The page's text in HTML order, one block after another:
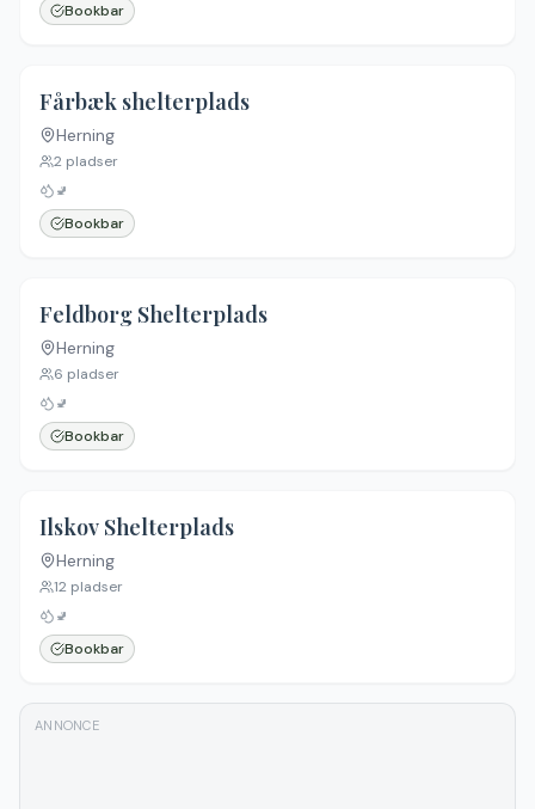
Bookbar
Fårbæk shelterplads
Herning
2 pladser
🚽
Bookbar
Feldborg Shelterplads
Herning
6 pladser
🚽
Bookbar
Ilskov Shelterplads
Herning
12 pladser
🚽
Bookbar
ANNONCE